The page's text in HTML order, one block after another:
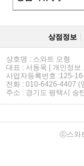
상점정보
상호명 : 스와트 모형
대표 : 서동욱 | 개인정보
사업자등록번호 :125-
전화 : 010-6426-4407 (
주소 : 경기도 평택시 송
ⓒ스와